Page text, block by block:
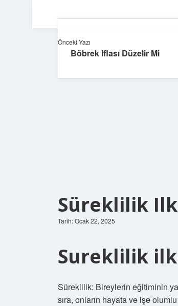
Süreklilik
Tarih: Ocak 22, 2025
Sureklilik
Süreklilik: Bireylerin eğitiminin
sıra, onların hayata ve işe
Önceki Yazı
Böbrek Iflası Düzelir Mi